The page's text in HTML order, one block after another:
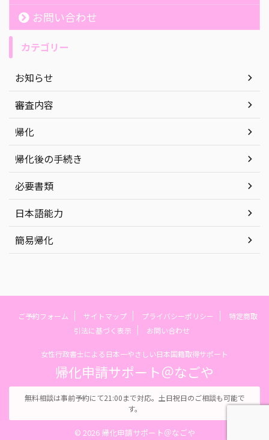
お問い合わせ
カテゴリー
お知らせ
審査内容
帰化
帰化後の手続き
必要書類
日本語能力
簡易帰化
ご予約フォーム サイトマップ プライバシーポリシー
特定商取
引法に基づく表示
お問い合わせ
女性行政書士による日本一やさしい日本国籍取得サポート
帰化申請サポート＠なごや
無料相談は事前予約にて21:00まで対応。土日祝日のご相談も可能で
す。
© 2026 帰化申請サポート＠なごや